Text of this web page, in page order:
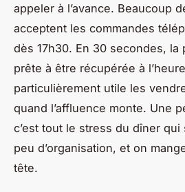
appeler à l’avance. Beaucoup
acceptent les commandes
dès 17h30. En 30 secondes, la
prête à être récupérée à
particulièrement utile les
quand l’affluence monte. Une
c’est tout le stress du dîner qui
peu d’organisation, et on
tête.